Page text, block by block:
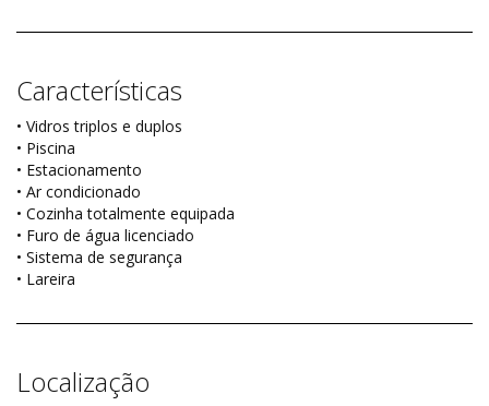
Características
• Vidros triplos e duplos
• Piscina
• Estacionamento
• Ar condicionado
• Cozinha totalmente equipada
• Furo de água licenciado
• Sistema de segurança
• Lareira
Localização